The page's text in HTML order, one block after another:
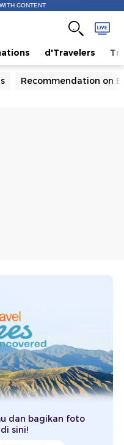
CONTENT
d'Travelers
Recommendation on
dan bagikan foto
sini!